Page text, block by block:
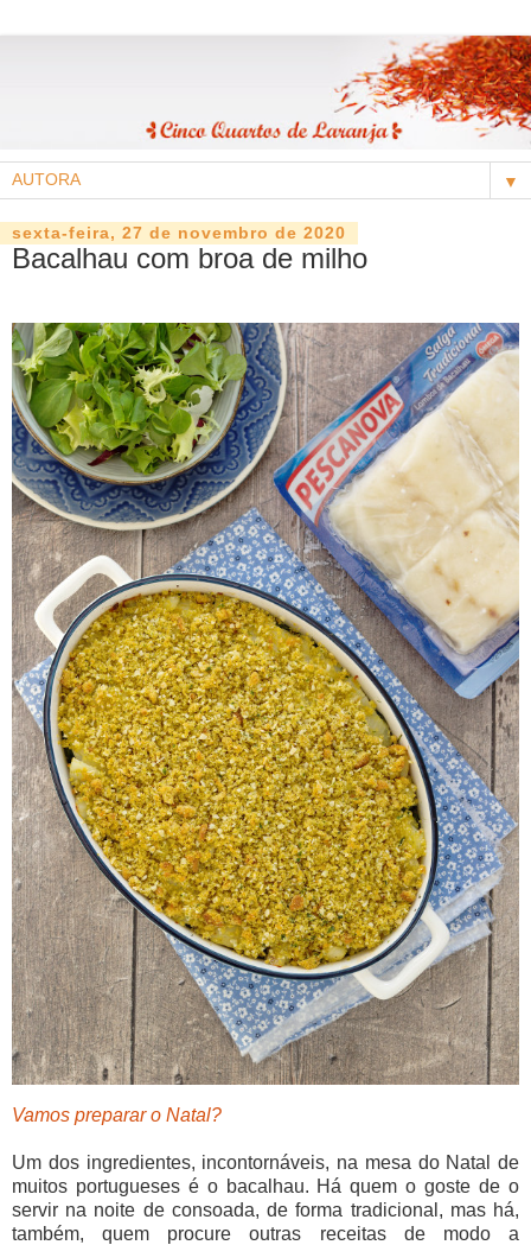
▼
sexta-feira, 27 de novembro de 2020
Bacalhau com broa de milho
Vamos preparar o Natal?
Um dos ingredientes, incontornáveis, na mesa do Natal de
muitos portugueses é o bacalhau. Há quem o goste de o
servir na noite de consoada, de forma tradicional, mas há,
também, quem procure outras receitas de modo a